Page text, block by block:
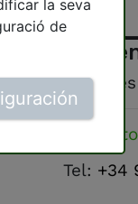
Oficina
Calle
Tel: +34
la seva
de